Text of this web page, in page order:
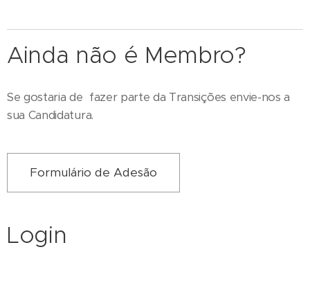
Ainda não é Membro?
Se gostaria de fazer parte da Transições envie-nos a
sua Candidatura.
Formulário de Adesão
Login